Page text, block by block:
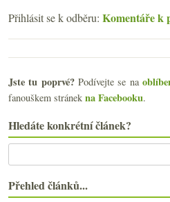
Přihlásit se k odběru: Komentáře k
Jste tu poprvé?Podívejte se na
fanouškem stránek na Facebooku.
Hledáte konkrétní článek?
Přehled článků...